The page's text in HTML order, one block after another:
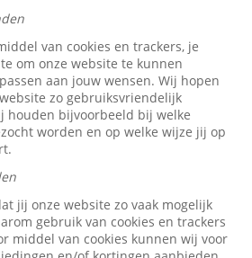
van cookies en trackers, je
om onze website te kunnen
aan jouw wensen. Wij hopen
zo gebruiksvriendelijk
houden bijvoorbeeld bij welke
worden en op welke wijze jij op
jij onze website zo vaak mogelijk
gebruik van cookies en trackers
middel van cookies kunnen wij voor